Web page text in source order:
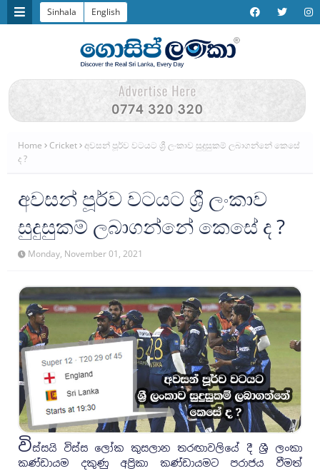
Sinhala English
Home Cricket අවසන් පූර්ව වටයට ශ්‍රී ලංකාව සුදුසුකම් ලබාගන්නේ කෙසේ
ද ?
අවසන් පූර්ව වටයට ශ්‍රී ලංකාව
සුදුසුකම් ලබාගන්නේ කෙසේ ද ?
Monday, November 01, 2021
විස්සයි විස්ස ලෝක කුසලාන තරඟාවලියේ දී ශ්‍රී ලංකා
කණ්ඩායම දකුණු අප්‍රිකා කණ්ඩායමට පරාජය වීමත්